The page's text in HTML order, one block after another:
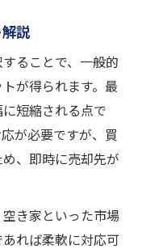
決め手を知る
れるポイント整
の安心材料とは
進め方
らす方法解説
進めるポイント
説
ることで、一般的
が得られます。最
短縮される点で
が必要ですが、買
、即時に売却先が
き家といった市場
れば柔軟に対応可